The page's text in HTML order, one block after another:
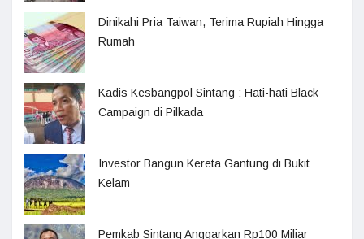
Dinikahi Pria Taiwan, Terima Rupiah Hingga
Rumah
Kadis Kesbangpol Sintang : Hati-hati Black
Campaign di Pilkada
Investor Bangun Kereta Gantung di Bukit
Kelam
Pemkab Sintang Anggarkan Rp100 Miliar